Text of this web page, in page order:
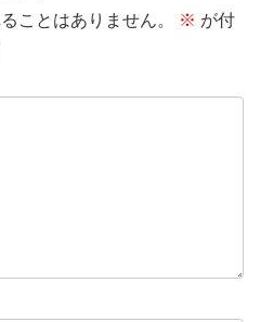
ことはありません。 ※ が付